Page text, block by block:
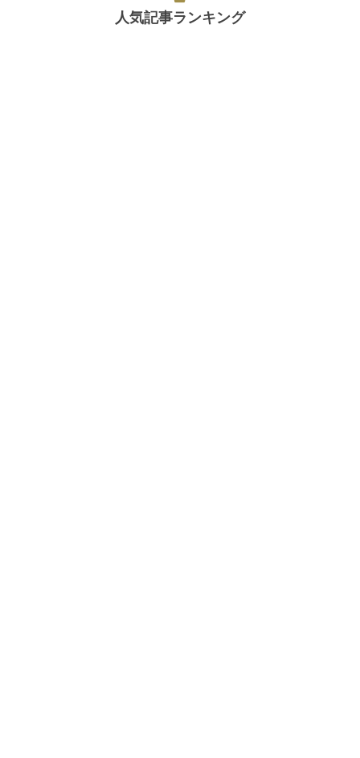
人気記事ランキング